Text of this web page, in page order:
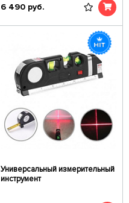
6 490 руб.
Универсальный измерительный
инструмент